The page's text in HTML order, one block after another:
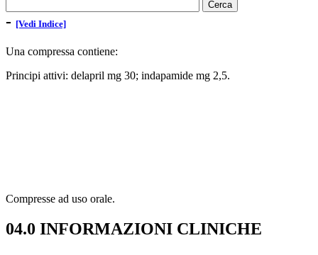
- [Vedi Indice]
Una compressa contiene:
Principi attivi: delapril mg 30; indapamide mg 2,5.
Compresse ad uso orale.
04.0 INFORMAZIONI CLINICHE